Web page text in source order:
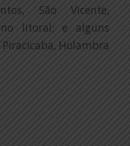
São Vicente,
litoral; e alguns
Holambra